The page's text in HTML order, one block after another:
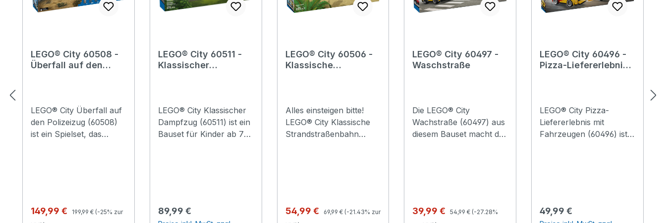
LEGO® City 60508 -
Überfall auf den
LEGO® City Überfall auf
den Polizeizug (60508)
ist ein Spielset, das
eine funktionierende Lok
und 3 Flachwagen mit
Verkaufspreis:
149,99 € Regulärer Preis:
199,99 € (-25% zur
LEGO® City 60511 -
Klassischer
LEGO® City Klassischer
Dampfzug (60511) ist ein
Bauset für Kinder ab 7
lieben. Dieses
zauberhafte
Regulärer Preis:
89,99 €
LEGO® City 60506 -
Klassische
Alles einsteigen bitte!
LEGO® City Klassische
Strandstraßenbahn
Spielzeugeisenbahnen
lieben. Die traditionelle
Verkaufspreis:
54,99 € Regulärer Preis:
69,99 € (-21.43% zur
LEGO® City 60497 -
Waschstraße
Die LEGO® City
Wachstraße (60497) aus
diesem Bauset macht das
ab 6 Jahren zu
interaktiven
Verkaufspreis:
39,99 € Regulärer Preis:
54,99 € (-27.28%
LEGO® City 60496 -
Pizza-Liefererlebnis
LEGO® City Pizza-
Liefererlebnis mit
Fahrzeugen (60496) ist
gibt es eine
Zubereitungstheke und
Regulärer Preis:
49,99 €